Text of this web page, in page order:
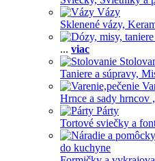
Vázy
Sklenené vázy,
... viac
Taniere a súpravy,
Hrnce a sady hrncov ,
Párty
Tortové sviečky a
do kuchyne